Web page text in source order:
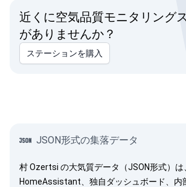
近くに空気品質モニタリング
がありませんか？
ステーションを購入
JSON形式の集落データ
村 Ozertsi の大気質データ（JSON形式）は
HomeAssistant、独自ダッシュボード、内